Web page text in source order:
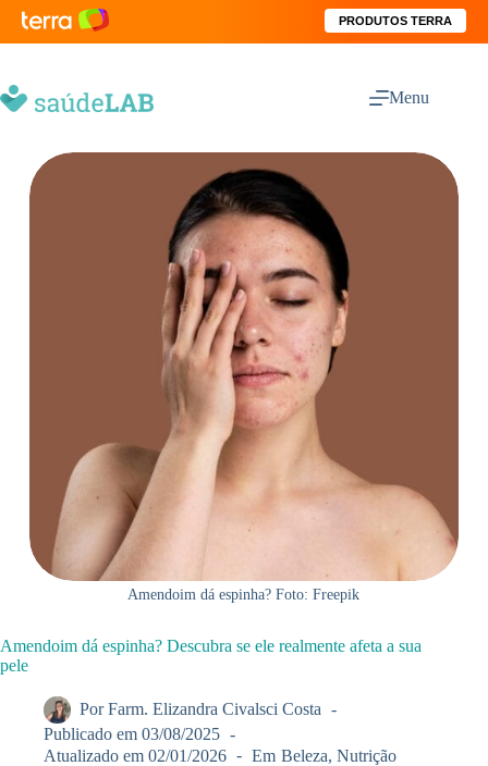
PRODUTOS TERRA
Menu
Amendoim dá espinha? Foto: Freepik
Amendoim dá espinha? Descubra se ele realmente afeta a sua
pele
Por Farm. Elizandra Civalsci Costa
Publicado em 03/08/2025
Atualizado em 02/01/2026 Em Beleza, Nutrição